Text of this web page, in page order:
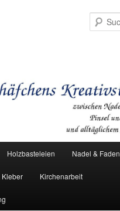
Holzbasteleien Nadel & Faden
Kleber Kirchenarbeit